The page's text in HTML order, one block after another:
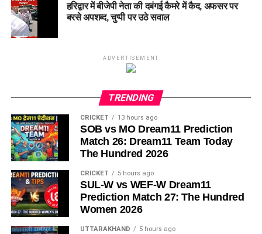
हरिद्वार में बीजेपी नेता की दबंगई कैमरे में कैद, अफसर पर
बरसे अपशब्द, चुप्पी पर उठे सवाल
ADVERTISEMENT
TRENDING
CRICKET 13 hours ago
SOB vs MO Dream11 Prediction
Match 26: Dream11 Team Today
The Hundred 2026
CRICKET 5 hours ago
SUL-W vs WEF-W Dream11
Prediction Match 27: The Hundred
Women 2026
UTTARAKHAND 5 hours ago